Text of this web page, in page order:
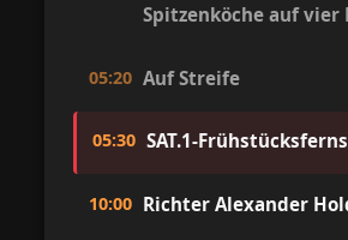
Spitzenköche auf vier
05:20 Auf Streife
05:30 SAT.1-
10:00 Richter Alexander